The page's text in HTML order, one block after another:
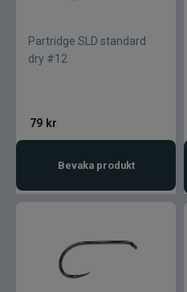
Fladen
Fox Rage
Futurefly
Gäddgapet
Partridge SLD standard
dry #12
79 kr
Bevaka produkt